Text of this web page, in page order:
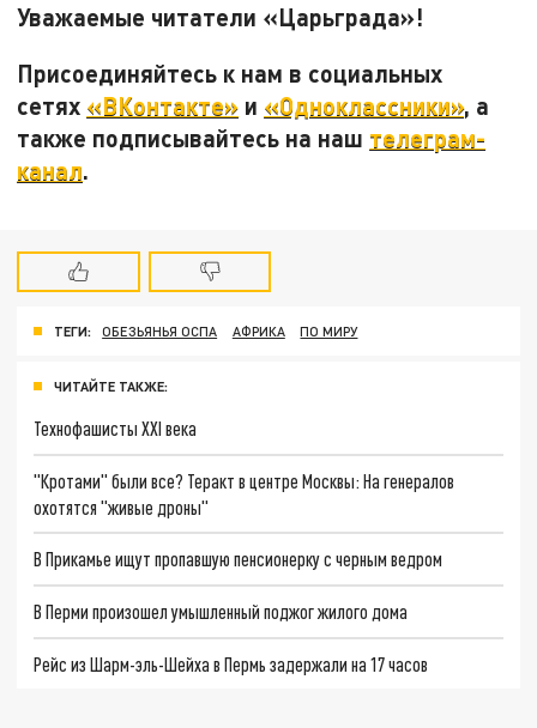
Уважаемые читатели «Царьграда»!
Присоединяйтесь к нам в социальных
сетях «ВКонтакте» и «Одноклассники», а
также подписывайтесь на наш телеграм-
канал.
ТЕГИ: ОБЕЗЬЯНЬЯ ОСПА АФРИКА ПО МИРУ
ЧИТАЙТЕ ТАКЖЕ:
Технофашисты XXI века
"Кротами" были все? Теракт в центре Москвы: На генералов
охотятся "живые дроны"
В Прикамье ищут пропавшую пенсионерку с черным ведром
В Перми произошел умышленный поджог жилого дома
Рейс из Шарм-эль-Шейха в Пермь задержали на 17 часов